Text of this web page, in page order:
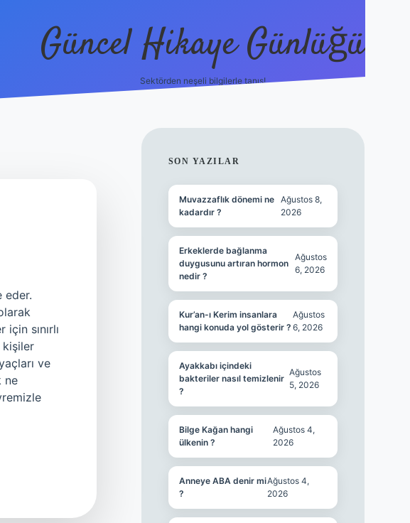
Güncel Hikaye Günlüğü
Sektörden neşeli bilgilerle tanış!
eder.
sınırlı
kişiler
ve
ne
SIDEBAR
SON YAZILAR
Muvazzaflık dönemi ne
kadardır ?
Ağustos 8,
2026
Erkeklerde bağlanma
duygusunu artıran hormon
nedir ?
Ağustos
6, 2026
Kur’an-ı Kerim insanlara
hangi konuda yol gösterir ?
Ağustos
6, 2026
Ayakkabı içindeki
bakteriler nasıl temizlenir
?
Ağustos
5, 2026
Bilge Kağan hangi
ülkenin ?
Ağustos 4,
2026
Anneye ABA denir mi
?
Ağustos 4,
2026
https://piabella.casino/